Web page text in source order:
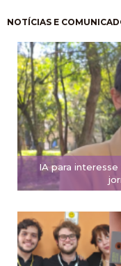
NOTÍCIAS E
IA para
Pagination